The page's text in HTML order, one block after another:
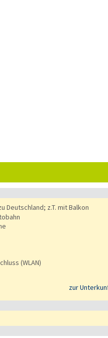
Deutschland; z.T. mit Balkon
(WLAN)
zur